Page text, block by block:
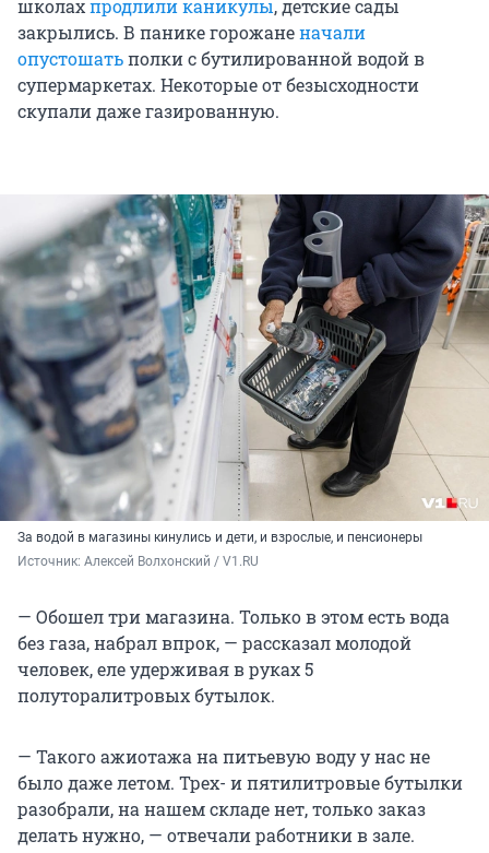
школахпродлили каникулы, детские сады
закрылись. В панике горожаненачали
опустошатьполки с бутилированной водой в
супермаркетах. Некоторые от безысходности
скупали даже газированную.
За водой в магазины кинулись и дети, и взрослые, и пенсионеры
Источник: Алексей Волхонский / V1.RU
— Обошел три магазина. Только в этом есть вода
без газа, набрал впрок, — рассказал молодой
человек, еле удерживая в руках 5
полуторалитровых бутылок.
— Такого ажиотажа на питьевую воду у нас не
было даже летом. Трех- и пятилитровые бутылки
разобрали, на нашем складе нет, только заказ
делать нужно, — отвечали работники в зале.